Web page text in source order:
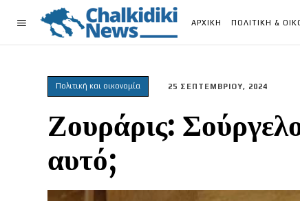
ΑΡΧΙΚΗ ΠΟΛΙΤΙΚΗ &
Πολιτική και οικονομία 25 ΣΕΠΤΕΜΒΡΙΟΥ, 2024
Ζουράρις:
αυτό;